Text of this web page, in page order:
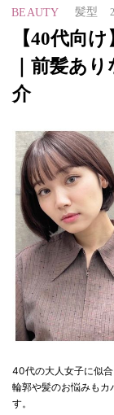
BEAUTY 髪型
【40代向
｜前髪あ
介
40代の大人女子に似
輪郭や髪のお悩みもカ
す。